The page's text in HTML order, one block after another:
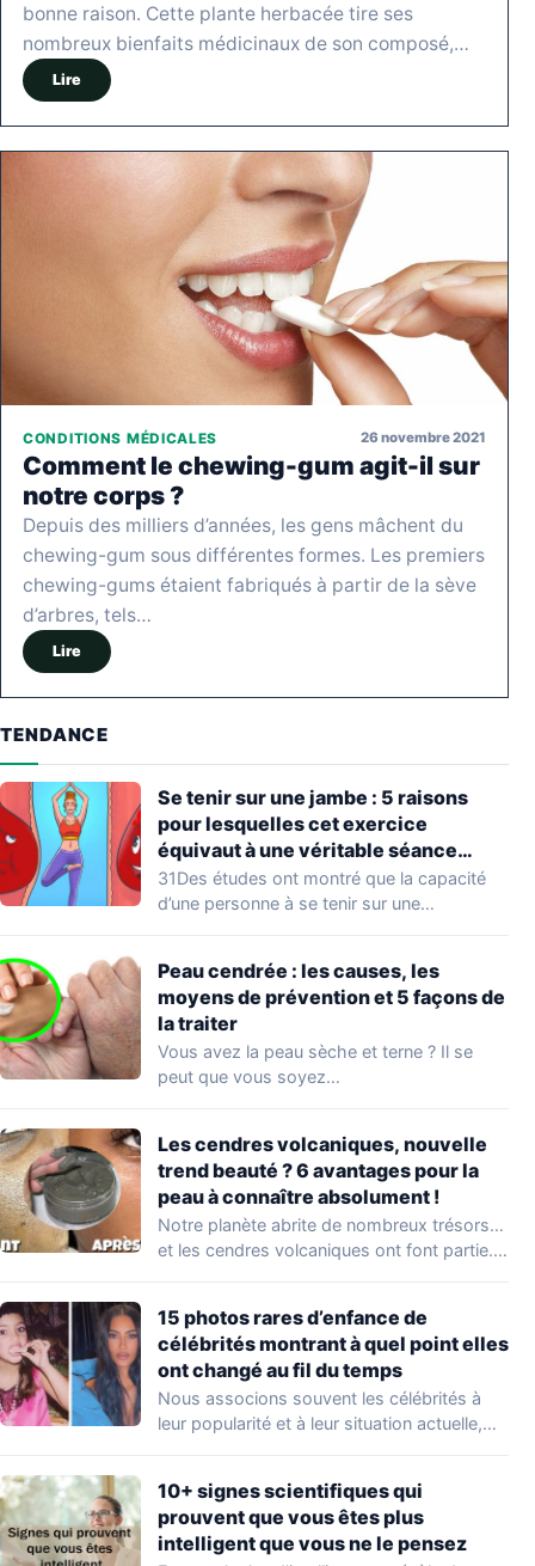
bonne raison. Cette plante herbacée tire ses
nombreux bienfaits médicinaux de son composé,…
Lire
CONDITIONS MÉDICALES 26 novembre 2021
Comment le chewing-gum agit-il sur
notre corps ?
Depuis des milliers d’années, les gens mâchent du
chewing-gum sous différentes formes. Les premiers
chewing-gums étaient fabriqués à partir de la sève
d’arbres, tels…
Lire
TENDANCE
Se tenir sur une jambe : 5 raisons
pour lesquelles cet exercice
équivaut à une véritable séance
d’entraînement
31Des études ont montré que la capacité
d’une personne à se tenir sur une…
Peau cendrée : les causes, les
moyens de prévention et 5 façons de
la traiter
Vous avez la peau sèche et terne ? Il se
peut que vous soyez…
Les cendres volcaniques, nouvelle
trend beauté ? 6 avantages pour la
peau à connaître absolument !
Notre planète abrite de nombreux trésors…
et les cendres volcaniques ont font partie.
15 photos rares d’enfance de
célébrités montrant à quel point elles
ont changé au fil du temps
Nous associons souvent les célébrités à
leur popularité et à leur situation actuelle,
10+ signes scientifiques qui
prouvent que vous êtes plus
intelligent que vous ne le pensez